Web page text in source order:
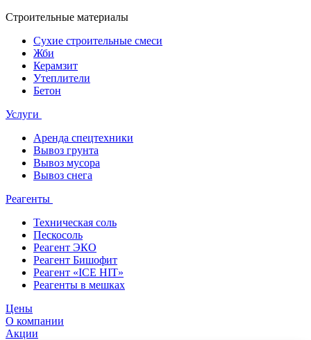
Строительные материалы
Сухие строительные смеси
Жби
Керамзит
Утеплители
Бетон
Услуги
Аренда спецтехники
Вывоз грунта
Вывоз мусора
Вывоз снега
Реагенты
Техническая соль
Пескосоль
Реагент ЭКО
Реагент Бишофит
Реагент «ICE HIT»
Реагенты в мешках
Цены
О компании
Акции